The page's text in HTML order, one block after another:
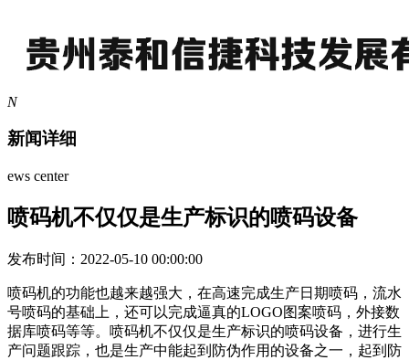
N
新闻详细
ews center
喷码机不仅仅是生产标识的喷码设备
发布时间：2022-05-10 00:00:00
喷码机的功能也越来越强大，在高速完成生产日期喷码，流水
号喷码的基础上，还可以完成逼真的LOGO图案喷码，外接数
据库喷码等等。喷码机不仅仅是生产标识的喷码设备，进行生
产问题跟踪，也是生产中能起到防伪作用的设备之一，起到防